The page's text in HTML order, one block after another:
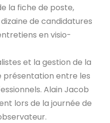
la fiche de poste,
de candidatures
en visio-
et la gestion de la
présentation entre les
Alain Jacob
lors de la journée de